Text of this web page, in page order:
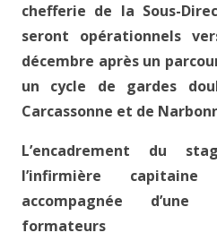
chefferie de la Sous-
seront opérationnels
décembre après un
un cycle de gardes
Carcassonne et de
L’encadrement du
l’infirmière capitaine
accompagnée d’une
formateurs